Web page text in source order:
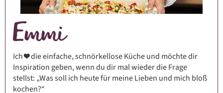
Ich ❤️ die einfache, schnörkellose Küche und möchte dir
Inspiration geben, wenn du dir mal wieder die Frage
stellst: „Was soll ich heute für meine Lieben und mich bloß
kochen?“